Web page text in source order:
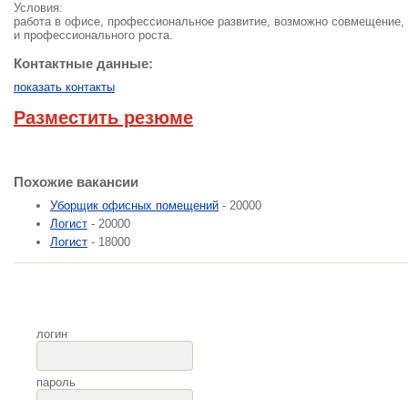
Условия:
работа в офисе, профессиональное развитие, возможно совмещение,
и профессионального роста.
Контактные данные:
показать контакты
Разместить резюме
Похожие вакансии
Уборщик офисных помещений - 20000
Логист - 20000
Логист - 18000
логин
пароль